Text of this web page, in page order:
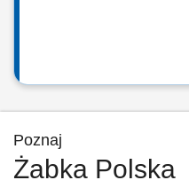
Poznaj
Żabka Polska